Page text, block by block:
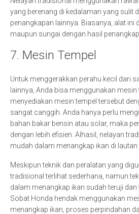
yang berenang di kedalaman yang sulit
penangkapan lainnya. Biasanya, alat ini
maupun sungai dengan hasil
7. Mesin Tempel
Untuk menggerakkan perahu kecil dari
lainnya, Anda bisa menggunakan
menyediakan mesin tempel tersebut
sangat canggih. Anda hanya perlu
bahan bakar bensin atau solar, maka
dengan lebih efisien. Alhasil, nelayan
mudah dalam menangkap ikan di lautan
Meskipun teknik dan peralatan yang
tradisional terlihat sederhana, namun
dalam menangkap ikan sudah teruji dan
Sobat Honda hendak menggunakan
menangkap ikan, proses perpindahan